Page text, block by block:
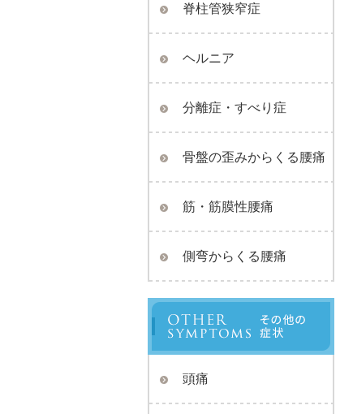
脊柱管狭窄症
ヘルニア
分離症・すべり症
骨盤の歪みからくる腰痛
筋・筋膜性腰痛
側弯からくる腰痛
頭痛